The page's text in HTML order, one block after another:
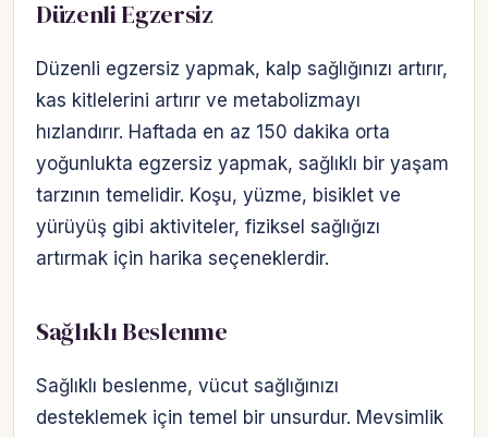
Düzenli Egzersiz
Düzenli egzersiz yapmak, kalp sağlığınızı artırır,
kas kitlelerini artırır ve metabolizmayı
hızlandırır. Haftada en az 150 dakika orta
yoğunlukta egzersiz yapmak, sağlıklı bir yaşam
tarzının temelidir. Koşu, yüzme, bisiklet ve
yürüyüş gibi aktiviteler, fiziksel sağlığızı
artırmak için harika seçeneklerdir.
Sağlıklı Beslenme
Sağlıklı beslenme, vücut sağlığınızı
desteklemek için temel bir unsurdur. Mevsimlik